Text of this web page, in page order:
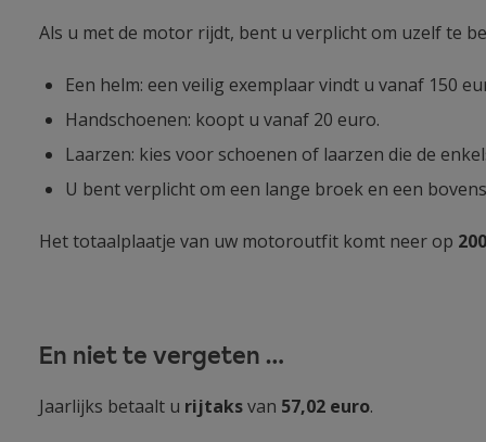
Als u met de motor rijdt, bent u verplicht om uzelf te
Een helm: een veilig exemplaar vindt u vanaf 150
Handschoenen: koopt u vanaf 20 euro.
Laarzen: kies voor schoenen of laarzen die de
U bent verplicht om een lange broek en een
Het totaalplaatje van uw motoroutfit komt neer op
En niet te vergeten …
Jaarlijks betaalt u rijtaksvan 57,02 euro.